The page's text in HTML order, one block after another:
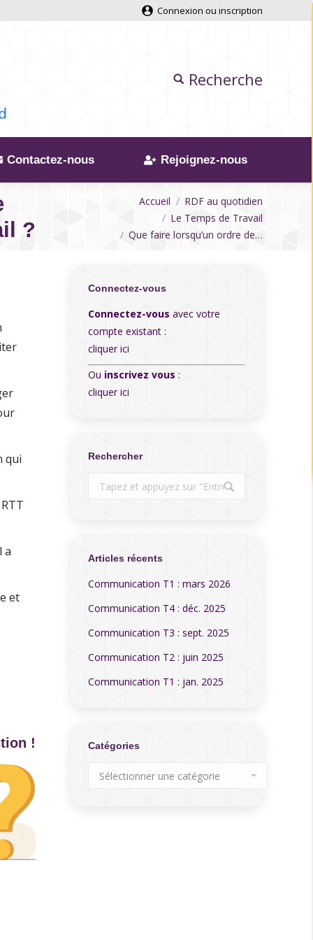
Connexion ou inscription
Recherche
Contactez-nous Rejoignez-nous
?
Accueil
RDF au quotidien
Le Temps de Travail
Que faire lorsqu’un ordre de…
qui
a
et
!
Connectez-vous
Connectez-vous avec votre
compte existant :
cliquer ici
Ou inscrivez vous :
cliquer ici
Rechercher
Search:
Articles récents
Communication T1 : mars 2026
Communication T4 : déc. 2025
Communication T3 : sept. 2025
Communication T2 : juin 2025
Communication T1 : jan. 2025
Catégories
Catégories